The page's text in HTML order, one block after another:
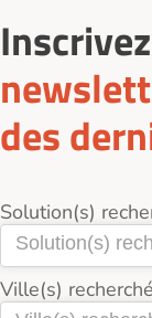
des
Solution(s)
Ville(s)